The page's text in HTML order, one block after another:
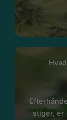
stiger, er